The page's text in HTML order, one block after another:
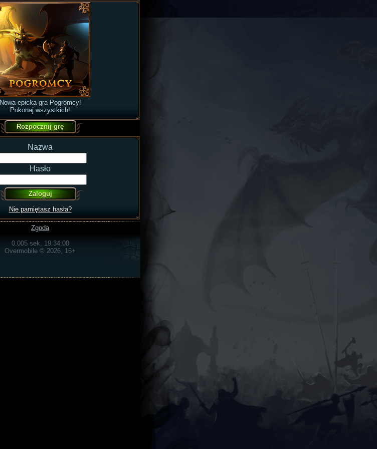
Nowa epicka gra Pogromcy!
Pokonaj wszystkich!
Nazwa
Hasło
Nie pamiętasz hasła?
Zgoda
0.005 sek, 19:34:00
Overmobile © 2026, 16+